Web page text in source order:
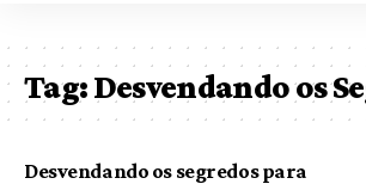
Tag:Desvendando os
Desvendando os segredos para